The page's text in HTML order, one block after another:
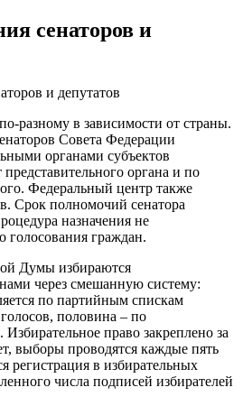
сенаторов и
разному в зависимости от страны.
Совета Федерации
органами субъектов
органа и по
Федеральный центр также
Срок полномочий сенатора
назначения не
голосования граждан.
Думы избираются
через смешанную систему:
по партийным спискам
половина – по
право закреплено за
выборы проводятся каждые пять
регистрация в избирательных
числа подписей избирателей